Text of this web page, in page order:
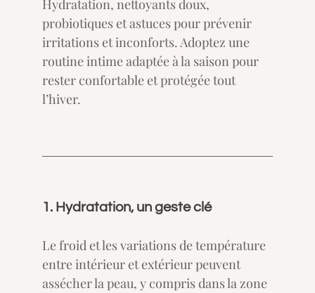
Hydratation, nettoyants doux,
probiotiques et astuces pour prévenir
irritations et inconforts. Adoptez une
routine intime adaptée à la saison pour
rester confortable et protégée tout
l’hiver.
1. Hydratation, un geste clé
Le froid et les variations de température
entre intérieur et extérieur peuvent
assécher la peau, y compris dans la zone